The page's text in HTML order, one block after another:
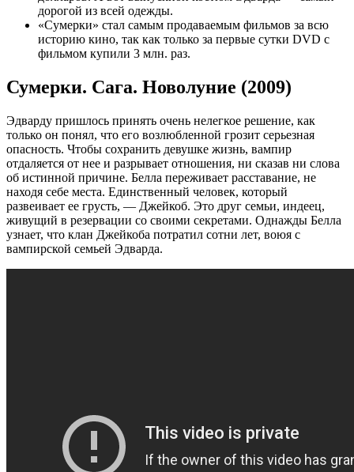
дорогой из всей одежды.
«Сумерки» стал самым продаваемым фильмов за всю
историю кино, так как только за первые сутки DVD с
фильмом купили 3 млн. раз.
Сумерки. Сага. Новолуние (2009)
Эдварду пришлось принять очень нелегкое решение, как
только он понял, что его возлюбленной грозит серьезная
опасность. Чтобы сохранить девушке жизнь, вампир
отдаляется от нее и разрывает отношения, ни сказав ни слова
об истинной причине. Белла переживает расставание, не
находя себе места. Единственный человек, который
развеивает ее грусть, — Джейкоб. Это друг семьи, индеец,
живущий в резервации со своими секретами. Однажды Белла
узнает, что клан Джейкоба потратил сотни лет, воюя с
вампирской семьей Эдварда.